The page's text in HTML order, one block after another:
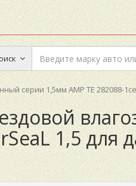
серии 1,5мм AMP TE 282088-
1,5 для